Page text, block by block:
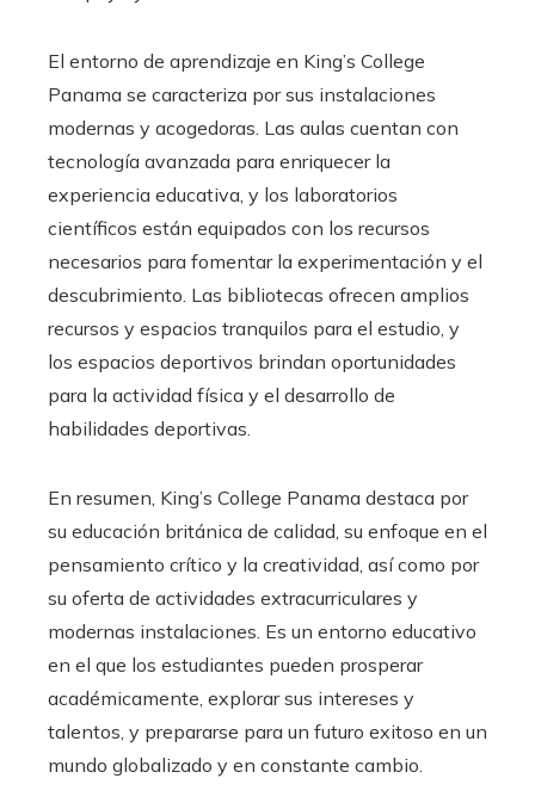
El entorno de aprendizaje en King’s College
Panama se caracteriza por sus instalaciones
modernas y acogedoras. Las aulas cuentan con
tecnología avanzada para enriquecer la
experiencia educativa, y los laboratorios
científicos están equipados con los recursos
necesarios para fomentar la experimentación y el
descubrimiento. Las bibliotecas ofrecen amplios
recursos y espacios tranquilos para el estudio, y
los espacios deportivos brindan oportunidades
para la actividad física y el desarrollo de
habilidades deportivas.
En resumen, King’s College Panama destaca por
su educación británica de calidad, su enfoque en el
pensamiento crítico y la creatividad, así como por
su oferta de actividades extracurriculares y
modernas instalaciones. Es un entorno educativo
en el que los estudiantes pueden prosperar
académicamente, explorar sus intereses y
talentos, y prepararse para un futuro exitoso en un
mundo globalizado y en constante cambio.